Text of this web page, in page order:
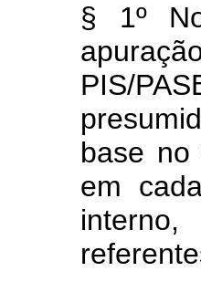
§ 1º
PIS/
base no
em